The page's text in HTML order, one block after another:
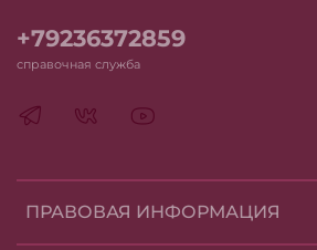
ПРАВОВАЯ ИНФОРМАЦИЯ
+79236372859
справочная служба